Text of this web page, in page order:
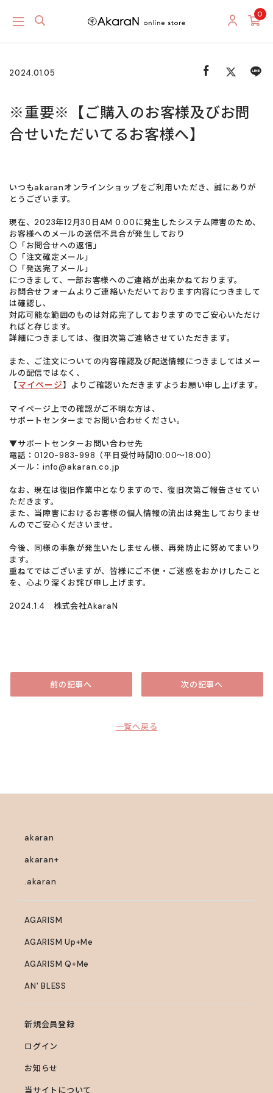
0
2024.01.05
※重要※【ご購入のお客様及びお問
合せいただいてるお客様へ】
いつもakaranオンラインショップをご利用いただき、誠にありが
とうございます。
現在、 2023年12月30日AM 0:00に発生したシステム障害のため、
お客様へのメールの送信不具合が発生しており
〇「お問合せへの返信」
〇「注文確定メール」
〇「発送完了メール」
につきまして、一部お客様へのご連絡が出来かねております。
お問合せフォームよりご連絡いただいております内容につきまして
は確認し、
対応可能な範囲のものは対応完了しておりますのでご安心いただけ
ればと存じます。
詳細につきましては、復旧次第ご連絡させていただきます。
また、ご注文についての内容確認及び配送情報につきましてはメー
ルの配信ではなく、
【マイページ】よりご確認いただきますようお願い申し上げます。
マイページ上での確認がご不明な方は、
サポートセンターまでお問い合わせください。
▼サポートセンターお問い合わせ先
電話：0120-983-998（平日受付時間10:00～18:00）
メール：info@akaran.co.jp
なお、現在は復旧作業中となりますので、復旧次第ご報告させてい
ただきます。
また、当障害におけるお客様の個人情報の流出は発生しておりませ
んのでご安心くださいませ。
今後、同様の事象が発生いたしません様、再発防止に努めてまいり
ます。
重ねてではございますが、皆様にご不便・ご迷惑をおかけしたこと
を、心より深くお詫び申し上げます。
2024.1.4 株式会社AkaraN
前の記事へ
一覧へ戻る
次の記事へ
akaran
akaran+
.akaran
AGARISM
AGARISM Up+Me
AGARISM Q+Me
AN' BLESS
新規会員登録
ログイン
お知らせ
当サイトについて